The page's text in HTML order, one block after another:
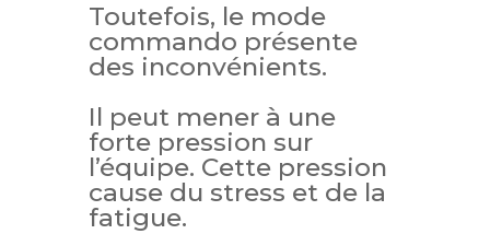
Toutefois, le mode
commando présente
des inconvénients.
Il peut mener à une
forte pression sur
l’équipe. Cette pression
cause du stress et de la
fatigue.